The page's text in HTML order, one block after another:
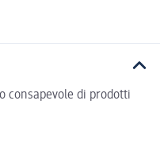
consapevole di prodotti